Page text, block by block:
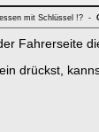
mit Schlüssel !? -
Fahrerseite
drückst,